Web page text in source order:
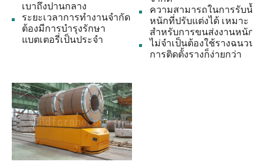
เบาถึงปานกลาง
ระยะเวลาการทำงานจำกัด
ต้องมีการบำรุงรักษา
แบตเตอรี่เป็นประจำ
ความสามารถในการรับน้ำ
หนักที่ปรับแต่งได้ เหมาะ
สำหรับการขนส่งงานหนัก
ไม่จำเป็นต้องใช้รางฉนวน
การติดตั้งรางก็ง่ายกว่า